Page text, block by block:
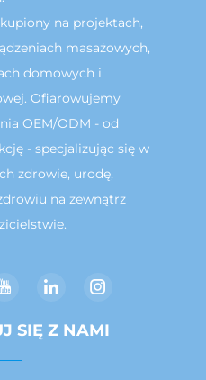
na projektach,
masażowych,
domowych i
Ofiarowujemy
OEM/ODM - od
- specjalizując się w
zdrowie, urodę,
na zewnątrz
SIĘ Z NAMI